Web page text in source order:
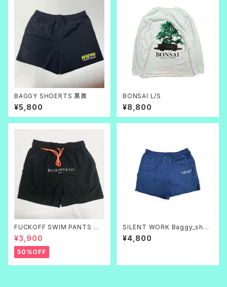
BAGGY SHOERTS 黒黄
¥5,800
BONSAI L/S
¥8,800
FUCKOFF SWIM PANTS 黒
刺繍
¥3,900
50%OFF
SILENT WORK Baggy_short
s ネイビー
¥4,800